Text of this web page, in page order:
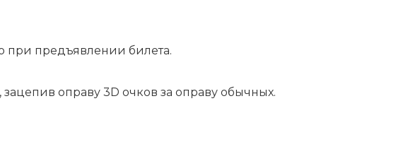
при предъявлении билета.
оправу 3D очков за оправу обычных.